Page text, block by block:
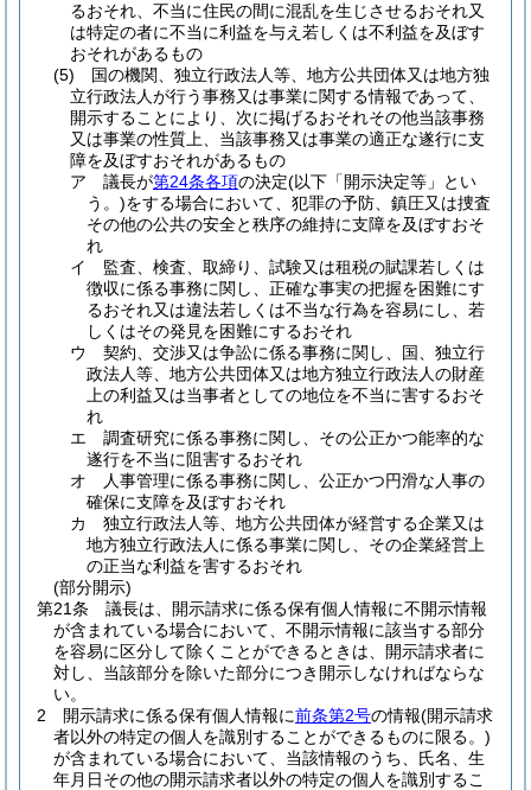
るおそれ、不当に住民の間に混乱を生じさせるおそれ又
は特定の者に不当に利益を与え若しくは不利益を及ぼす
おそれがあるもの
(5)
国の機関、独立行政法人等、地方公共団体又は地方独
立行政法人が行う事務又は事業に関する情報であって、
開示することにより、次に掲げるおそれその他当該事務
又は事業の性質上、当該事務又は事業の適正な遂行に支
障を及ぼすおそれがあるもの
ア
議長が第24条各項の決定(以下「開示決定等」とい
う。)をする場合において、犯罪の予防、鎮圧又は捜査
その他の公共の安全と秩序の維持に支障を及ぼすおそ
れ
イ
監査、検査、取締り、試験又は租税の賦課若しくは
徴収に係る事務に関し、正確な事実の把握を困難にす
るおそれ又は違法若しくは不当な行為を容易にし、若
しくはその発見を困難にするおそれ
ウ
契約、交渉又は争訟に係る事務に関し、国、独立行
政法人等、地方公共団体又は地方独立行政法人の財産
上の利益又は当事者としての地位を不当に害するおそ
れ
エ
調査研究に係る事務に関し、その公正かつ能率的な
遂行を不当に阻害するおそれ
オ
人事管理に係る事務に関し、公正かつ円滑な人事の
確保に支障を及ぼすおそれ
カ
独立行政法人等、地方公共団体が経営する企業又は
地方独立行政法人に係る事業に関し、その企業経営上
の正当な利益を害するおそれ
(部分開示)
第21条
議長は、開示請求に係る保有個人情報に不開示情報
が含まれている場合において、不開示情報に該当する部分
を容易に区分して除くことができるときは、開示請求者に
対し、当該部分を除いた部分につき開示しなければならな
い。
2
開示請求に係る保有個人情報に前条第2号の情報(開示請求
者以外の特定の個人を識別することができるものに限る。)
が含まれている場合において、当該情報のうち、氏名、生
年月日その他の開示請求者以外の特定の個人を識別するこ